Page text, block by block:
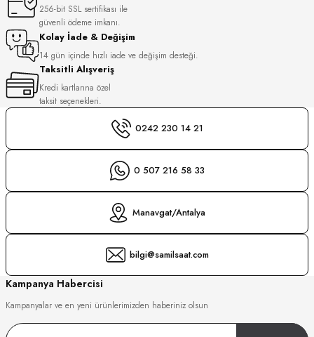
256-bit SSL sertifikası ile
güvenli ödeme imkanı.
Kolay İade & Değişim
14 gün içinde hızlı iade ve değişim desteği.
Taksitli Alışveriş
Kredi kartlarına özel
taksit seçenekleri.
0242 230 14 21
0 507 216 58 33
Manavgat/Antalya
bilgi@samilsaat.com
Kampanya Habercisi
Kampanyalar ve en yeni ürünlerimizden haberiniz olsun